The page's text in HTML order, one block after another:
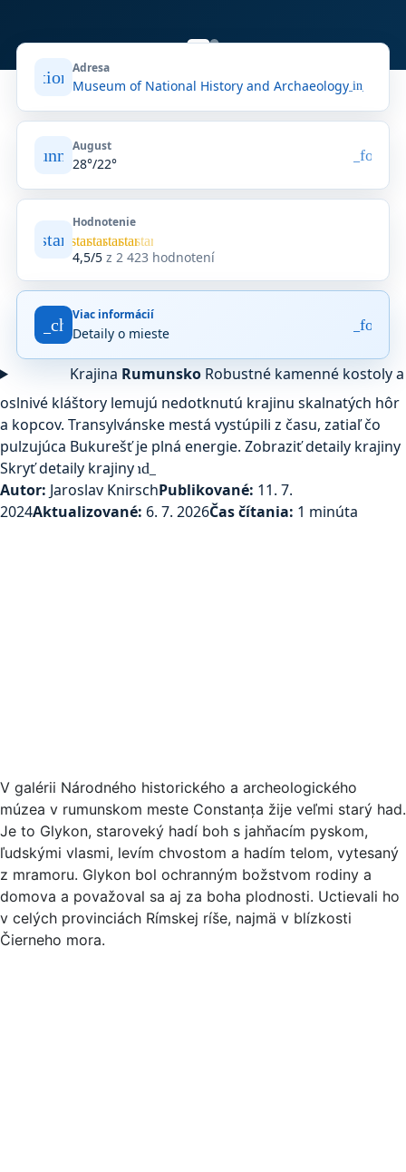
location_on
Adresa
Museum of National History and Archaeologyopen_in_new
sunnyAugust
28°/22°
star
Hodnotenie
starstarstarstarstar
4,5/5z 2 423 hodnotení
Priemerné
hodnotenie
z
na
základe
2 423
hodnotení
Google
Maps.
fact_checkViac informácií
Detaily o mieste
Krajina Rumunsko Robustné kamenné kostoly a
oslnivé kláštory lemujú nedotknutú krajinu skalnatých hôr
a kopcov. Transylvánske mestá vystúpili z času, zatiaľ čo
pulzujúca Bukurešť je plná energie. Zobraziť detaily krajiny
Skryť detaily krajinyexpand_more
Autor: Jaroslav KnirschPublikované: 11. 7.
2024Aktualizované: 6. 7. 2026Čas čítania: 1 minúta
V galérii Národného historického a archeologického
múzea v rumunskom meste Constanța žije veľmi starý had.
Je to Glykon, staroveký hadí boh s jahňacím pyskom,
ľudskými vlasmi, levím chvostom a hadím telom, vytesaný
z mramoru. Glykon bol ochranným božstvom rodiny a
domova a považoval sa aj za boha plodnosti. Uctievali ho
v celých provinciách Rímskej ríše, najmä v blízkosti
Čierneho mora.